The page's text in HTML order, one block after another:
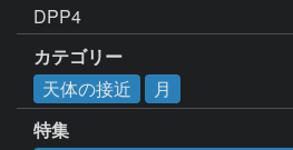
DPP4
カテゴリー
天体の接近
月
特集